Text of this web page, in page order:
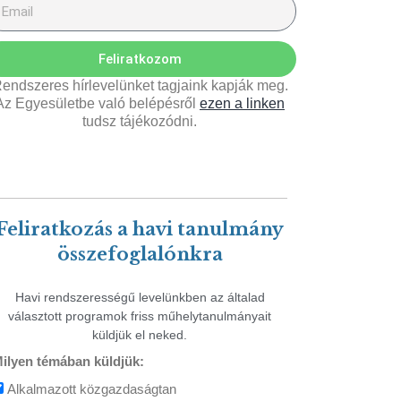
Feliratkozom
hírlevelünket tagjaink kapják meg.
Egyesületbe való belépésről ezen a linken
tudsz tájékozódni.
a havi tanulmány
összefoglalónkra
Havi rendszerességű levelünkben az általad
választott programok friss műhelytanulmányait
küldjük el neked.
témában küldjük:
Alkalmazott közgazdaságtan